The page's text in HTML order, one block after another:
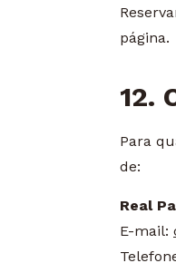
página.
12.
Para
de:
Real
E-mail: